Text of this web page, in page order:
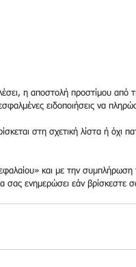
η αποστολή προστίμου από
εσφαλμένες ειδοποιήσεις να
στη σχετική λίστα ή όχι
και με την
σας ενημερώσει εάν βρίσκεστε